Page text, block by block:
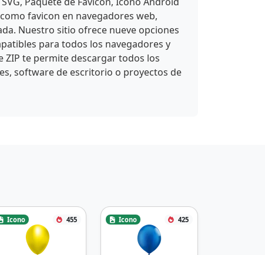
favicon en navegadores web,
Nuestro sitio ofrece nueve opciones
para todos los navegadores y
ZIP te permite descargar todos los
software de escritorio o proyectos de
Icono 455 Icono 425